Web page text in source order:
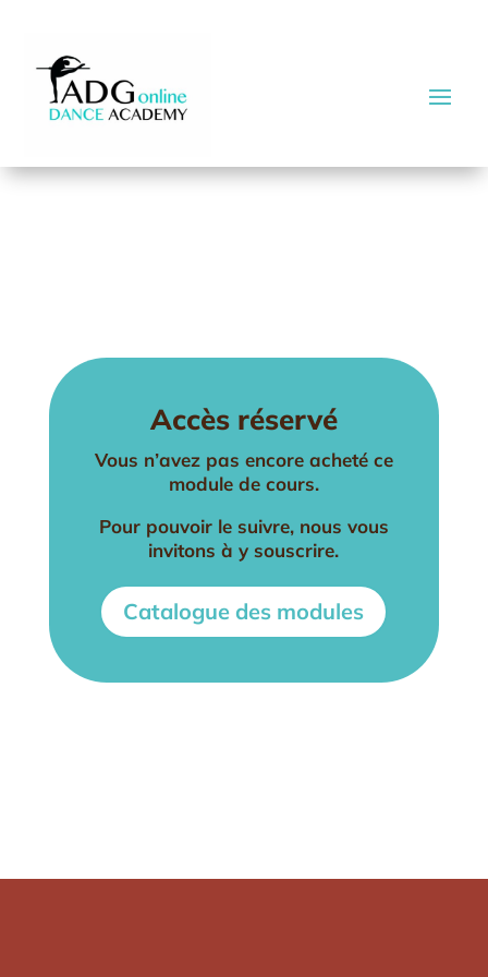
Accès réservé
Vous n’avez pas encore acheté ce
module de cours.
Pour pouvoir le suivre, nous vous
invitons à y souscrire.
Catalogue des modules